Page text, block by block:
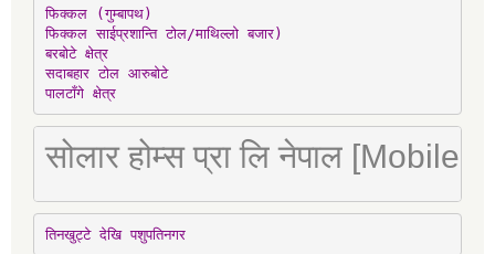
फिक्कल (गुम्बापथ)
फिक्कल साईप्रशान्ति टोल/माथिल्लो बजार)
बरबोटे क्षेत्र
सदाबहार टोल आरुबोटे
पालटाँगे क्षेत्र
सोलार होम्स प्रा लि नेपाल [Mobile
तिनखुट्टे देखि पशुपतिनगर